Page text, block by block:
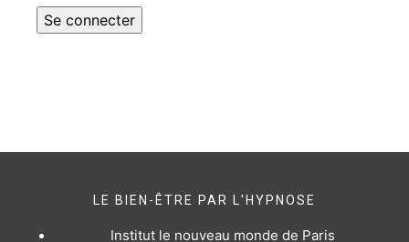
LE BIEN-ÊTRE PAR L'HYPNOSE
Institut le nouveau monde de Paris